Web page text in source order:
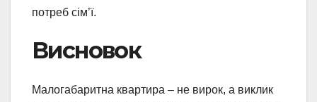
потреб сім’ї.
Висновок
Малогабаритна квартира – не вирок, а виклик